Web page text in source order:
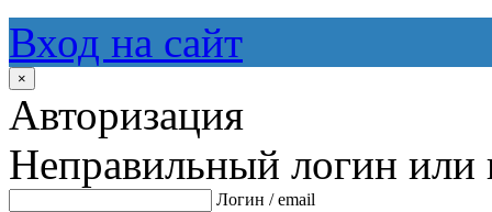
Вход на сайт
×
Авторизация
Неправильный логин или
Логин / email